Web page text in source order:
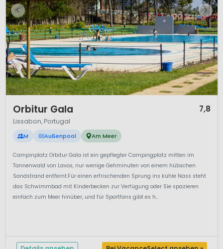
Orbitur Gala 7,8
Lissabon, Portugal
M Außenpool Am Meer
Campinplatz Orbitur Gala ist ein gepflegter Campingplatz mitten im
Tannenwald von Lavos, nur wenige Gehminuten von einem hübschen
Sandstrand entfernt.Für einen erfrischenden Sprung ins kühle Nass steht
das Schwimmbad mit Kinderbecken zur Verfügung oder Sie spazieren
einfach zum Meer hinüber, und für Sportfans gibt es h...